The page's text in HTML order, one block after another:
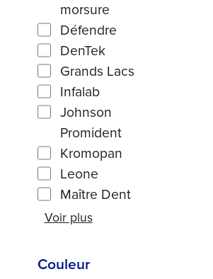
morsure
Défendre
DenTek
Grands Lacs
Infalab
Johnson
Promident
Kromopan
Leone
Maître Dent
Voir plus
Couleur